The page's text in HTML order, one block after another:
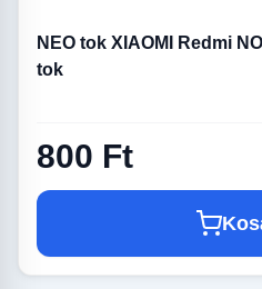
NEO tok XIAOMI Redmi
tok
800 Ft